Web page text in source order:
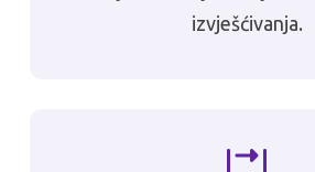
izvješćivanja.